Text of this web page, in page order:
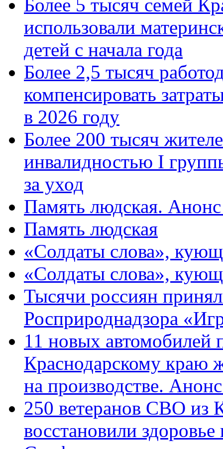
Более 5 тысяч семей
использовали
детей с начала года
Более 2,5 тысяч
компенсировать
в 2026 году
Более 200 тысяч
инвалидностью I
за уход
Память людская.
Память людская
«Солдаты слова»,
«Солдаты слова»,
Тысячи россиян
Росприроднадзора
11 новых автомобилей
Краснодарскому краю
на производстве.
250 ветеранов СВО из
восстановили